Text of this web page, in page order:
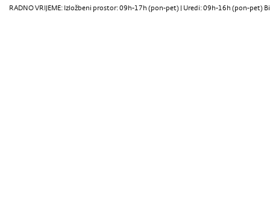
RADNO VRIJEME: Izložbeni prostor: 09h-17h (pon-pet) | Uredi: 09h-16h (pon-pet)